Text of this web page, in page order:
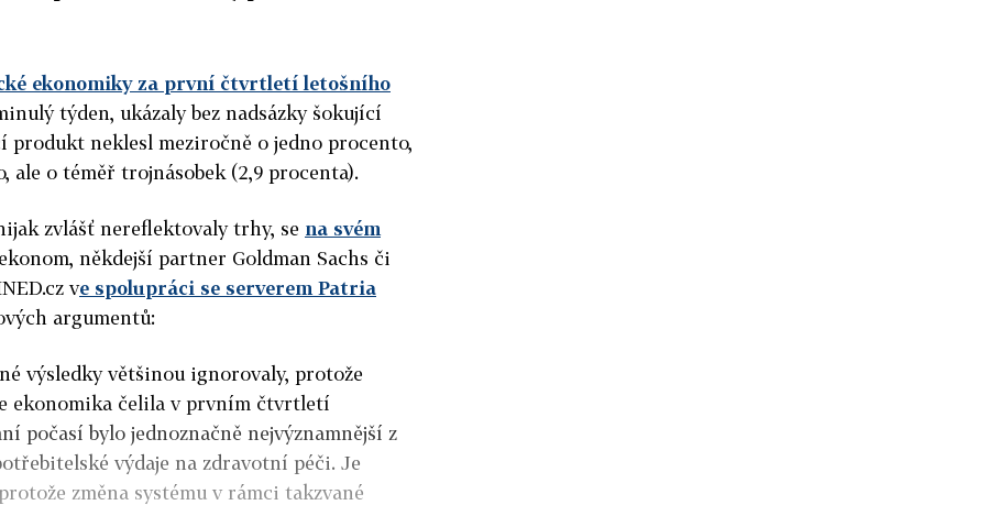
ekonomiky za první čtvrtletí letošního
týden, ukázaly bez nadsázky šokující
produkt neklesl meziročně o jedno procento,
ale o téměř trojnásobek (2,9 procenta).
zvlášť nereflektovaly trhy, se na svém
někdejší partner Goldman Sachs či
ve spolupráci se serverem Patria
argumentů:
výsledky většinou ignorovaly, protože
ekonomika čelila v prvním čtvrtletí
počasí bylo jednoznačně nejvýznamnější z
výdaje na zdravotní péči. Je
změna systému v rámci takzvané